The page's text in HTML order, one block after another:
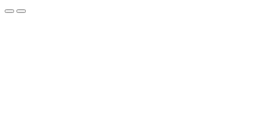
Меню